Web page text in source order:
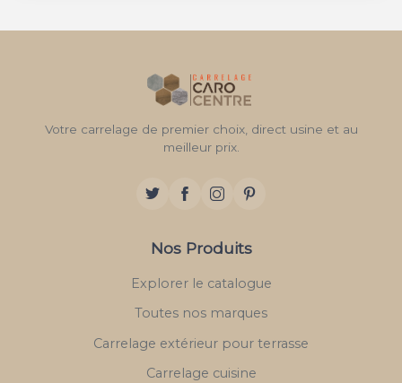
Votre carrelage de premier choix, direct usine et au
meilleur prix.
Nos Produits
Explorer le catalogue
Toutes nos marques
Carrelage extérieur pour terrasse
Carrelage cuisine